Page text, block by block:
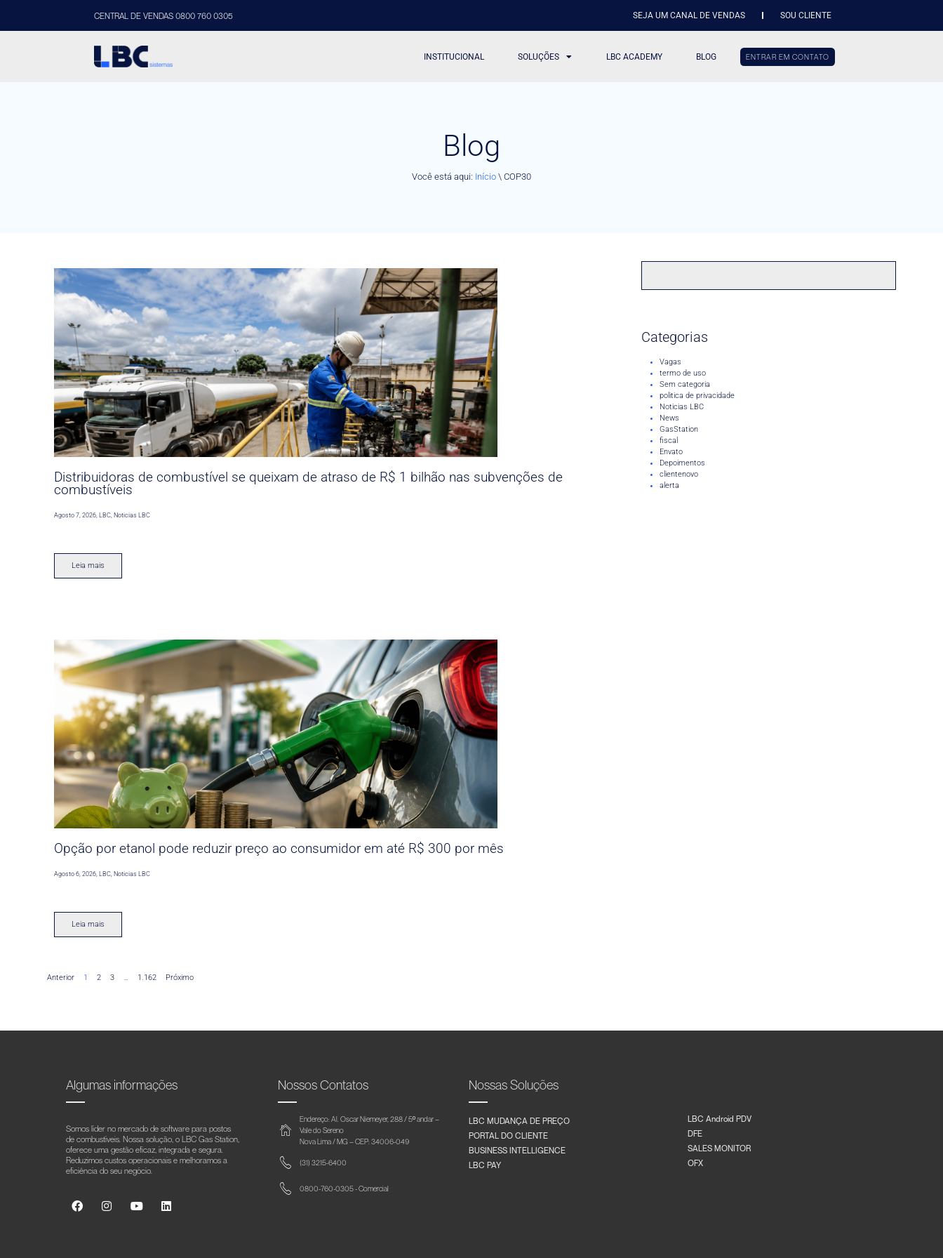
CENTRAL DE VENDAS 0800 760 0305 SEJA UM CANAL DE VENDAS SOU CLIENTE
INSTITUCIONAL SOLUÇÕES LBC ACADEMY BLOG ENTRAR EM CONTATO
Blog
Você está aqui: Início \ COP30
Distribuidoras de combustível se queixam de atraso de R$ 1 bilhão nas subvenções de
combustíveis
Agosto 7, 2026,LBC,Noticias LBC
Leia mais
Opção por etanol pode reduzir preço ao consumidor em até R$ 300 por mês
Agosto 6, 2026 ,LBC Noticias LBC
Leia mais
Anterior 1 2 3 … 1.162 Próximo
Categorias
Vagas
termo de uso
Sem categoria
politica de privacidade
Noticias LBC
News
GasStation
fiscal
Envato
Depoimentos
clientenovo
alerta
Algumas informações
Somos líder no mercado de software para postos
de combustíveis. Nossa solução, o LBC Gas Station,
oferece uma gestão eficaz, integrada e segura.
Reduzimos custos operacionais e melhoramos a
eficiência do seu negócio.
Nossos Contatos
Endereço: Al. Oscar Niemeyer, 288 / 5º andar –
Vale do Sereno
Nova Lima / MG – CEP: 34006-049
(31) 3215-6400
0800-760-0305 - Comercial
Nossas Soluções
LBC MUDANÇA DE PREÇO
PORTAL DO CLIENTE
BUSINESS INTELLIGENCE
LBC PAY
LBC Android PDV
DFE
SALES MONITOR
OFX